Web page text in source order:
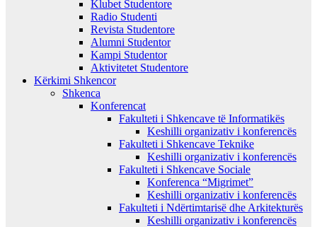
Klubet Studentore
Radio Studenti
Revista Studentore
Alumni Studentor
Kampi Studentor
Aktivitetet Studentore
Kërkimi Shkencor
Shkenca
Konferencat
Fakulteti i Shkencave të Informatikës
Keshilli organizativ i konferencës
Fakulteti i Shkencave Teknike
Keshilli organizativ i konferencës
Fakulteti i Shkencave Sociale
Konferenca “Migrimet”
Keshilli organizativ i konferencës
Fakulteti i Ndërtimtarisë dhe Arkitekturës
Keshilli organizativ i konferencës